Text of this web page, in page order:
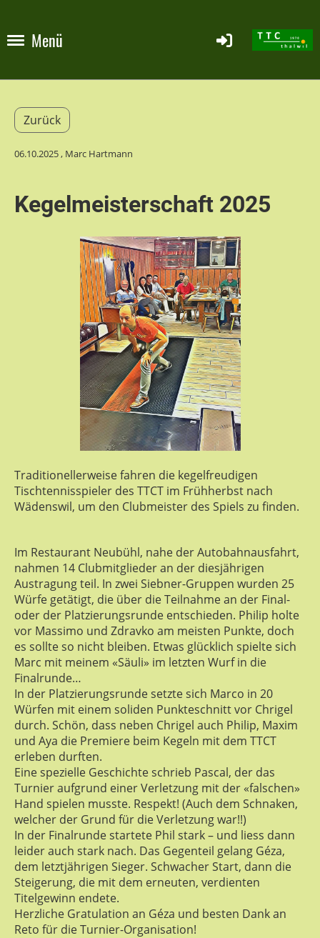
Menü
Zurück
06.10.2025, Marc Hartmann
Kegelmeisterschaft 2025
Traditionellerweise fahren die kegelfreudigen
Tischtennisspieler des TTCT im Frühherbst nach
Wädenswil, um den Clubmeister des Spiels zu finden.
Im Restaurant Neubühl, nahe der Autobahnausfahrt,
nahmen 14 Clubmitglieder an der diesjährigen
Austragung teil. In zwei Siebner-Gruppen wurden 25
Würfe getätigt, die über die Teilnahme an der Final-
oder der Platzierungsrunde entschieden. Philip holte
vor Massimo und Zdravko am meisten Punkte, doch
es sollte so nicht bleiben. Etwas glücklich spielte sich
Marc mit meinem «Säuli» im letzten Wurf in die
Finalrunde…
In der Platzierungsrunde setzte sich Marco in 20
Würfen mit einem soliden Punkteschnitt vor Chrigel
durch. Schön, dass neben Chrigel auch Philip, Maxim
und Aya die Premiere beim Kegeln mit dem TTCT
erleben durften.
Eine spezielle Geschichte schrieb Pascal, der das
Turnier aufgrund einer Verletzung mit der «falschen»
Hand spielen musste. Respekt! (Auch dem Schnaken,
welcher der Grund für die Verletzung war!!)
In der Finalrunde startete Phil stark – und liess dann
leider auch stark nach. Das Gegenteil gelang Géza,
dem letztjährigen Sieger. Schwacher Start, dann die
Steigerung, die mit dem erneuten, verdienten
Titelgewinn endete.
Herzliche Gratulation an Géza und besten Dank an
Reto für die Turnier-Organisation!